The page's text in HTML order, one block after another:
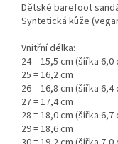
Dětské barefoot
Syntetická kůže
Vnitřní délka:
24 = 15,5 cm (šířka 6,0
25 = 16,2 cm
26 = 16,8 cm (šířka 6,4
27 = 17,4 cm
28 = 18,0 cm (šířka 6,7
29 = 18,6 cm